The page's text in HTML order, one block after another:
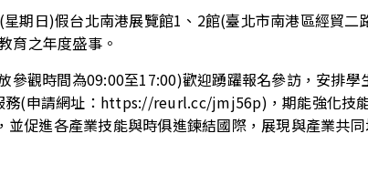
(星期日)假台北南港展覽館1、2館(臺北市南港區經貿
育之年度盛事。
參觀時間為09:00至17:00)歡迎踴躍報名參訪，安排
務(申請網址：https://reurl.cc/jmj56p)，期能強化技
促進各產業技能與時俱進鍊結國際，展現與產業共